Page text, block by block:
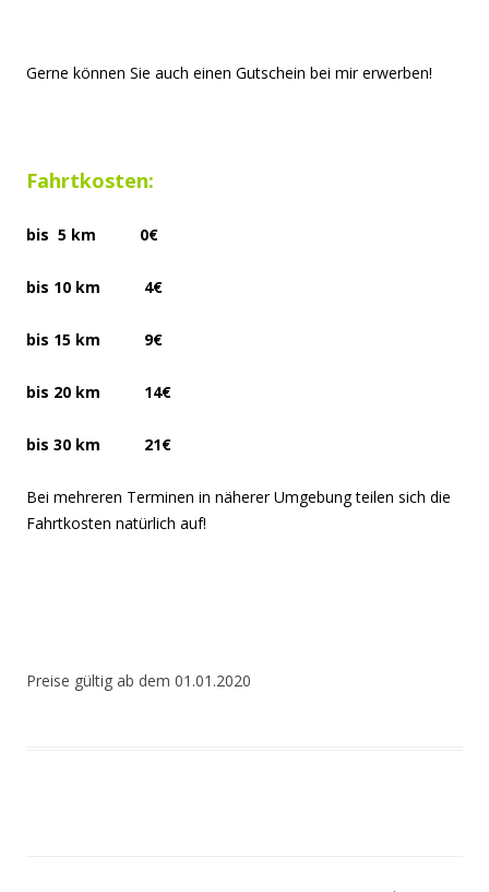
Gerne können Sie auch einen Gutschein bei mir erwerben!
Fahrtkosten:
bis 5 km 0€
bis 10 km 4€
bis 15 km 9€
bis 20 km 14€
bis 30 km 21€
Bei mehreren Terminen in näherer Umgebung teilen sich die
Fahrtkosten natürlich auf!
Preise gültig ab dem 01.01.2020